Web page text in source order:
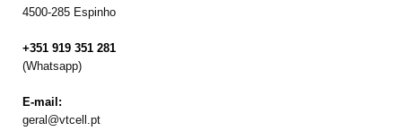
4500-285 Espinho
+351 919 351 281
(Whatsapp)
E-mail:
geral@vtcell.pt